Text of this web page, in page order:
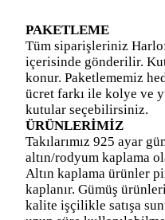
PAKETLEME
Tüm siparişleriniz
içerisinde gönderilir.
konur. Paketlememiz
ücret farkı ile kolye ve
kutular seçebilirsiniz.
ÜRÜNLERİMİZ
Takılarımız 925 ayar
altın/rodyum kaplama
Altın kaplama ürünler
kaplanır. Gümüş
kalite işçilikle satışa